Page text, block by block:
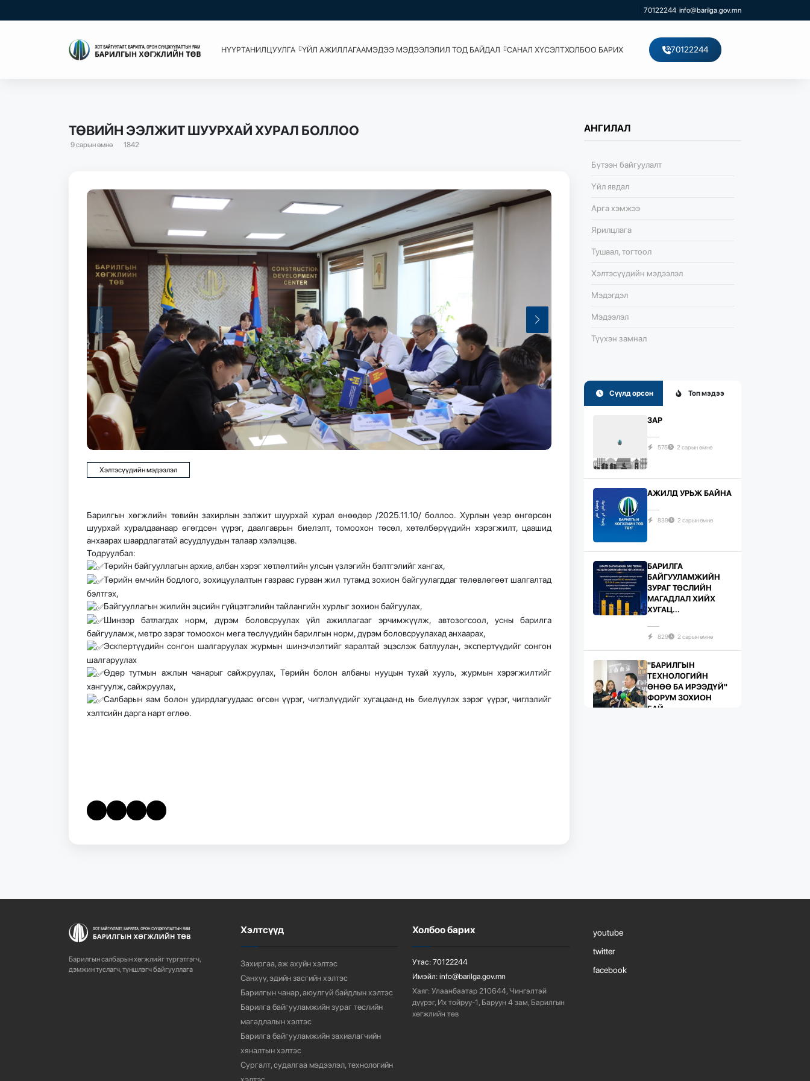
70122244 info@barilga.gov.mn
НҮҮРТАНИЛЦУУЛГА ҮЙЛ АЖИЛЛАГААМЭДЭЭ МЭДЭЭЛЭЛИЛ ТОД БАЙДАЛ САНАЛ ХҮСЭЛТХОЛБОО БАРИХ 70122244
ТӨВИЙН ЭЭЛЖИТ ШУУРХАЙ ХУРАЛ БОЛЛОО
9 сарын өмнө 1842
Хэлтэсүүдийн мэдээлэл
Барилгын хөгжлийн төвийн захирлын ээлжит шуурхай хурал өнөөдөр /2025.11.10/ боллоо. Хурлын үеэр өнгөрсөн
шуурхай хуралдаанаар өгөгдсөн үүрэг, даалгаврын биелэлт, томоохон төсөл, хөтөлбөрүүдийн хэрэгжилт, цаашид
анхаарах шаардлагатай асуудлуудын талаар хэлэлцэв.
Тодруулбал:
Төрийн байгууллагын архив, албан хэрэг хөтлөлтийн улсын үзлэгийн бэлтгэлийг хангах,
Төрийн өмчийн бодлого, зохицуулалтын газраас гурван жил тутамд зохион байгуулагддаг төлөвлөгөөт шалгалтад
бэлтгэх,
Байгууллагын жилийн эцсийн гүйцэтгэлийн тайлангийн хурлыг зохион байгуулах,
Шинээр батлагдах норм, дүрэм боловсруулах үйл ажиллагааг эрчимжүүлж, автозогсоол, усны барилга
байгууламж, метро зэрэг томоохон мега төслүүдийн барилгын норм, дүрэм боловсруулахад анхаарах,
Эскпертүүдийн сонгон шалгаруулах журмын шинэчлэлтийг яаралтай эцэслэж батлуулан, экспертүүдийг сонгон
шалгаруулах
Өдөр тутмын ажлын чанарыг сайжруулах, Төрийн болон албаны нууцын тухай хууль, журмын хэрэгжилтийг
хангуулж, сайжруулах,
Салбарын яам болон удирдлагуудаас өгсөн үүрэг, чиглэлүүдийг хугацаанд нь биелүүлэх зэрэг үүрэг, чиглэлийг
хэлтсийн дарга нарт өглөө.
АНГИЛАЛ
Бүтээн байгуулалт
Үйл явдал
Арга хэмжээ
Ярилцлага
Тушаал, тогтоол
Хэлтэсүүдийн мэдээлэл
Мэдэгдэл
Мэдээлэл
Түүхэн замнал
Сүүлд орсон Топ мэдээ
ЗАР
575 2 сарын өмнө
АЖИЛД УРЬЖ БАЙНА
839 2 сарын өмнө
БАРИЛГА
БАЙГУУЛАМЖИЙН
ЗУРАГ ТӨСЛИЙН
МАГАДЛАЛ ХИЙХ
ХУГАЦ...
829 2 сарын өмнө
"БАРИЛГЫН
ТЕХНОЛОГИЙН
ӨНӨӨ БА ИРЭЭДҮЙ"
ФОРУМ ЗОХИОН
БАЙ...
Барилгын салбарын хөгжлийг түргэтгэгч,
дэмжин туслагч, түншлэгч байгууллага
Хэлтсүүд
Захиргаа, аж ахуйн хэлтэс
Санхүү, эдийн засгийн хэлтэс
Барилгын чанар, аюулгүй байдлын хэлтэс
Барилга байгууламжийн зураг төслийн
магадлалын хэлтэс
Барилга байгууламжийн захиалагчийн
хяналтын хэлтэс
Сургалт, судалгаа мэдээлэл, технологийн
Холбоо барих
Утас: 70122244
Имэйл: info@barilga.gov.mn
Хаяг: Улаанбаатар 210644, Чингэлтэй
дүүрэг, Их тойруу-1, Баруун 4 зам, Барилгын
хөгжлийн төв
youtube
twitter
facebook